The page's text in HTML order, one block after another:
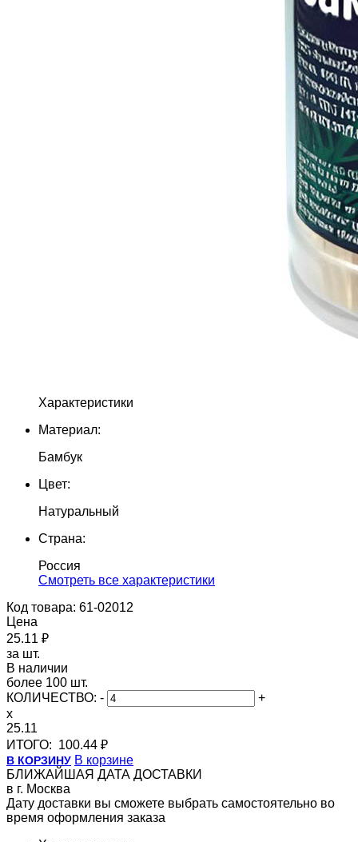
Характеристики
Материал:
Бамбук
Цвет:
Натуральный
Страна:
Россия
Cмотреть все характеристики
Код товара: 61-02012
Цена
25.11 ₽
за шт.
В наличии
более 100 шт.
КОЛИЧЕСТВО: -
+
x
25.11
ИТОГО: 100.44 ₽
В КОРЗИНУ В корзине
БЛИЖАЙШАЯ ДАТА ДОСТАВКИ
в г. Москва
Дату доставки вы сможете выбрать самостоятельно во
время оформления заказа